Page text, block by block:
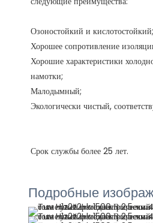
Озоностойкий и кислотостойкий;
Хорошее сопротивление
Хорошие характеристики
намотки;
Малодымный;
Подробные